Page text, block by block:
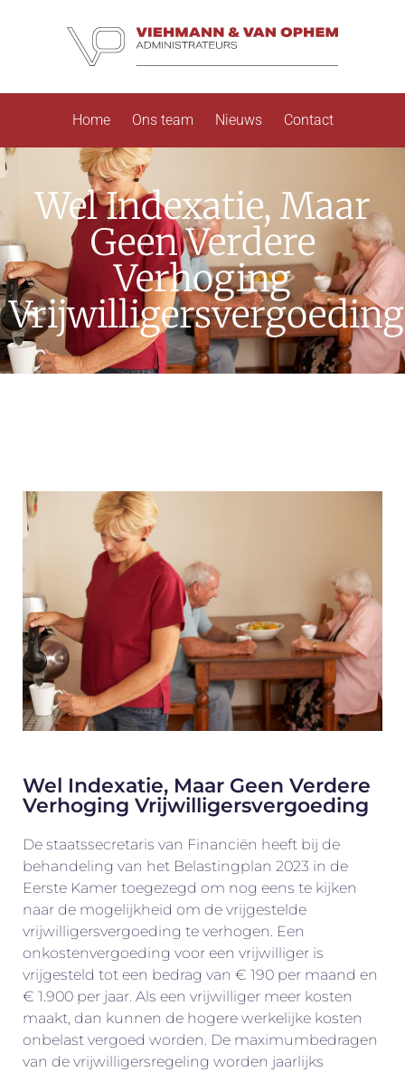
Home Ons team Nieuws Contact
Wel Indexatie, Maar
Geen Verdere
Verhoging
Vrijwilligersvergoeding
Wel Indexatie, Maar Geen Verdere
Verhoging Vrijwilligersvergoeding
De staatssecretaris van Financiën heeft bij de
behandeling van het Belastingplan 2023 in de
Eerste Kamer toegezegd om nog eens te kijken
naar de mogelijkheid om de vrijgestelde
vrijwilligersvergoeding te verhogen. Een
onkostenvergoeding voor een vrijwilliger is
vrijgesteld tot een bedrag van € 190 per maand en
€ 1.900 per jaar. Als een vrijwilliger meer kosten
maakt, dan kunnen de hogere werkelijke kosten
onbelast vergoed worden. De maximumbedragen
van de vrijwilligersregeling worden jaarlijks